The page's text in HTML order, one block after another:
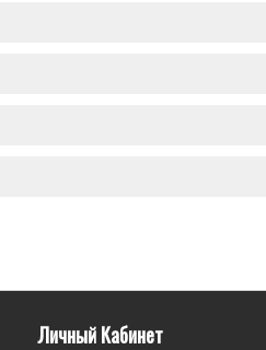
Личный Кабинет